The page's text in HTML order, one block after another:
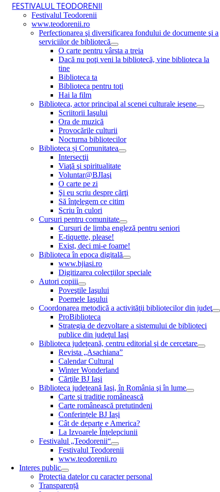
FESTIVALUL TEODORENII
Festivalul Teodorenii
www.teodorenii.ro
Perfecţionarea şi diversificarea fondului de documente şi a
serviciilor de bibliotecă
O carte pentru vârsta a treia
Dacă nu poţi veni la bibliotecă, vine biblioteca la
tine
Biblioteca ta
Biblioteca pentru toţi
Hai la film
Biblioteca, actor principal al scenei culturale ieşene
Scriitorii Iaşului
Ora de muzică
Provocările culturii
Nocturna bibliotecilor
Biblioteca și Comunitatea
Intersecţii
Viaţă şi spiritualitate
Voluntar@BJIaşi
O carte pe zi
Şi eu scriu despre cărţi
Să înţelegem ce citim
Scriu în culori
Cursuri pentru comunitate
Cursuri de limba engleză pentru seniori
E-tiquette, please!
Exist, deci mi-e foame!
Biblioteca în epoca digitală
www.bjiasi.ro
Digitizarea colecţiilor speciale
Autori copiii
Poveştile Iaşului
Poemele Iaşului
Coordonarea metodică a activităţii bibliotecilor din judeţ
ProBiblioteca
Strategia de dezvoltare a sistemului de biblioteci
publice din judeţul Iaşi
Biblioteca judeţeană, centru editorial şi de cercetare
Revista „Asachiana”
Calendar Cultural
Winter Wonderland
Cărţile BJ Iaşi
Biblioteca judeţeană Iaşi, în România şi în lume
Carte şi tradiţie românească
Carte românească pretutindeni
Conferințele BJ Iași
Cât de departe e America?
La Izvoarele Înţelepciunii
Festivalul „Teodorenii“
Festivalul Teodorenii
www.teodorenii.ro
Interes public
Protecția datelor cu caracter personal
Transparență